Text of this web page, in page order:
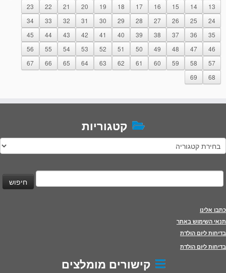
13
14
15
16
17
18
19
20
21
22
23
24
25
26
27
28
29
30
31
32
33
34
35
36
37
38
39
40
41
42
43
44
45
46
47
48
49
50
51
52
53
54
55
56
57
58
59
60
61
62
63
64
65
66
67
68
69
קטגוריות
קטגוריות
כתבו אלינו
תנאי השימוש באתר
בדיחות ליום הולדת
בדיחות ליום הולדת
קישורים מומלצים